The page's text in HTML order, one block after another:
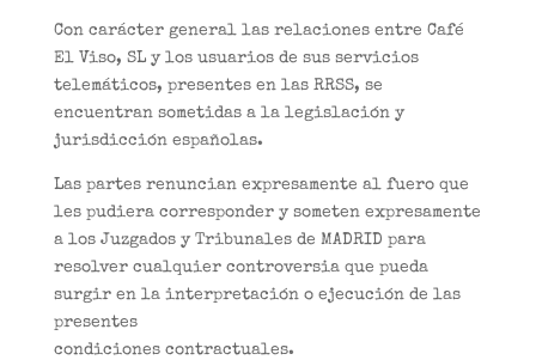
Con carácter general las relaciones entre Café
El Viso, SL y los usuarios de sus servicios
telemáticos, presentes en las RRSS, se
encuentran sometidas a la legislación y
jurisdicción españolas.
Las partes renuncian expresamente al fuero que
les pudiera corresponder y someten expresamente
a los Juzgados y Tribunales de MADRID para
resolver cualquier controversia que pueda
surgir en la interpretación o ejecución de las
presentes
condiciones contractuales.